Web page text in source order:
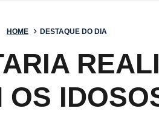
HOME DESTAQUE DO DIA
OS